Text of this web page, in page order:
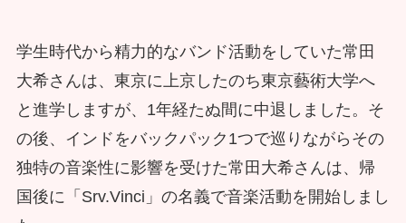
学生時代から精力的なバンド活動をしていた常田
大希さんは、東京に上京したのち東京藝術大学へ
と進学しますが、1年経たぬ間に中退しました。そ
の後、インドをバックパック1つで巡りながらその
独特の音楽性に影響を受けた常田大希さんは、帰
国後に「Srv.Vinci」の名義で音楽活動を開始しまし